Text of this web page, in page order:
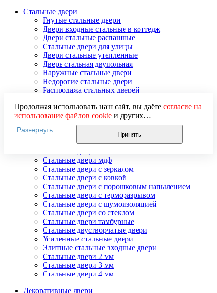
Стальные двери
Гнутые стальные двери
Двери входные стальные в коттедж
Двери стальные распашные
Стальные двери для улицы
Двери стальные утепленные
Дверь стальная двупольная
Наружные стальные двери
Недорогие стальные двери
Распродажа стальных дверей
Стальная дверь на дачу
Стальные взломостойкие двери
Стальные входные двери в квартиру
Стальные двери в подъезд
Стальные двери внутреннего открывания
Стальные двери мдф
Стальные двери с зеркалом
Стальные двери с ковкой
Стальные двери с порошковым напылением
Стальные двери с терморазрывом
Стальные двери с шумоизоляцией
Стальные двери со стеклом
Стальные двери тамбурные
Стальные двустворчатые двери
Усиленные стальные двери
Элитные стальные входные двери
Стальные двери 2 мм
Стальные двери 3 мм
Стальные двери 4 мм
Декоративные двери
Продолжая использовать наш сайт, вы даёте согласие на
использование файлов cookieи других
пользовательских данных (включая IP-адрес, сведения о
местоположении, устройстве, действиях на сайте и т. п.)
для функционирования сайта, проведения
использования систем аналитики (например,
Яндекс.Метрика), в соответствии с нашей
обработки персональных данных.
Если вы не хотите, чтобы ваши данные обрабатывались,
настройте ограничения в браузере или покиньте сайт.
Развернуть
Принять